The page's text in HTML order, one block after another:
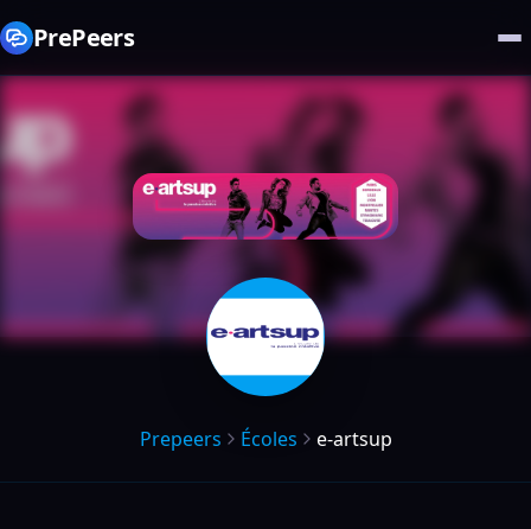
PrePeers
Prepeers Écoles e-artsup